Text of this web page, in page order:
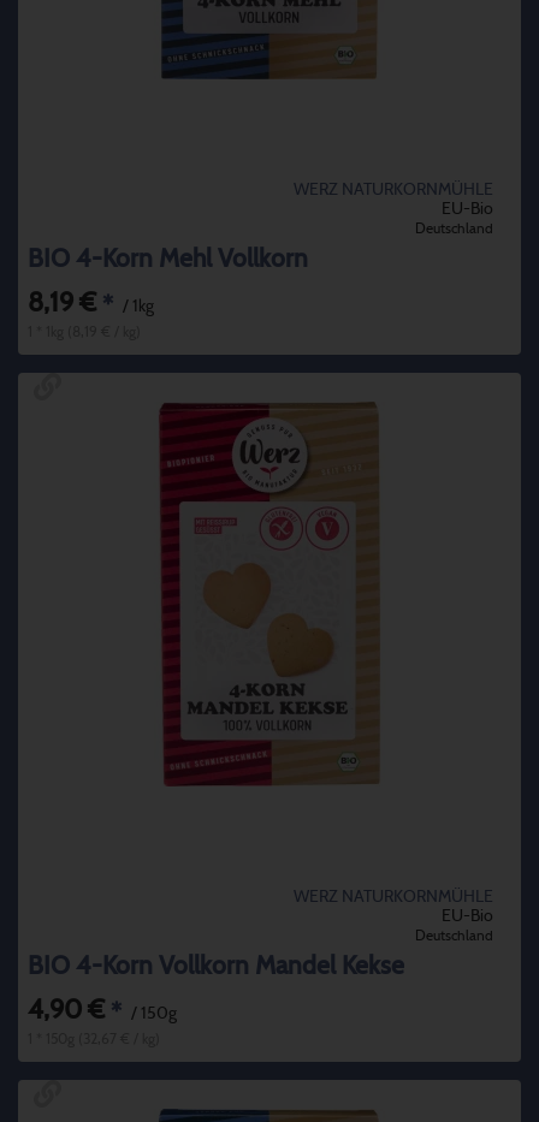
WERZ NATURKORNMÜHLE
EU-Bio
Deutschland
BIO 4-Korn Mehl Vollkorn
8,19 € * / 1kg
WERZ NATURKORNMÜHLE
EU-Bio
Deutschland
BIO 4-Korn Vollkorn Mandel Kekse
4,90 € * / 150g